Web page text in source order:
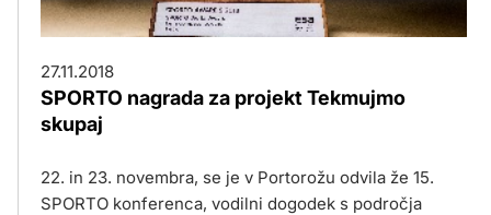
27.11.2018
SPORTO nagrada za projekt Tekmujmo
skupaj
22. in 23. novembra, se je v Portorožu odvila že 15.
SPORTO konferenca, vodilni dogodek s področja